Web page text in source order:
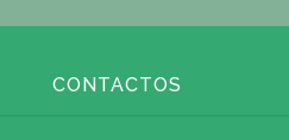
CONTACTOS